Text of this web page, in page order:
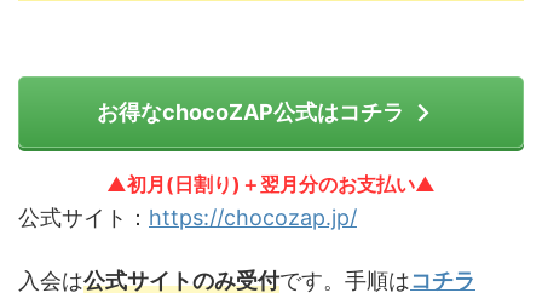
お得なchocoZAP公式はコチラ
▲初月(日割り)＋翌月分のお支払い▲
公式サイト： https://chocozap.jp/
入会は公式サイトのみ受付です。手順はコチラ